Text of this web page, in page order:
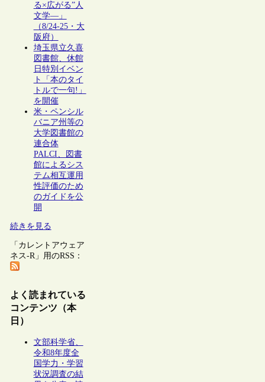
る×広がる”人
文学―」
（8/24-25・大
阪府）
埼玉県立久喜
図書館、休館
日特別イベン
ト「本のタイ
トルで一句!」
を開催
米・ペンシル
バニア州等の
大学図書館の
連合体
PALCI、図書
館によるシス
テム相互運用
性評価のため
のガイドを公
開
続きを見る
「カレントアウェア
ネス-R」用のRSS：
よく読まれている
コンテンツ（本
日）
文部科学省、
令和8年度全
国学力・学習
状況調査の結